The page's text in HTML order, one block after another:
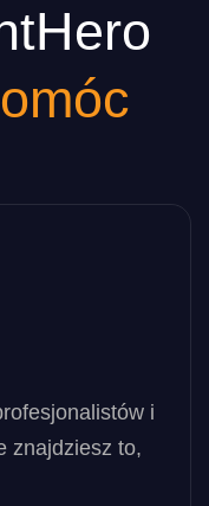
i
znajdziesz to,